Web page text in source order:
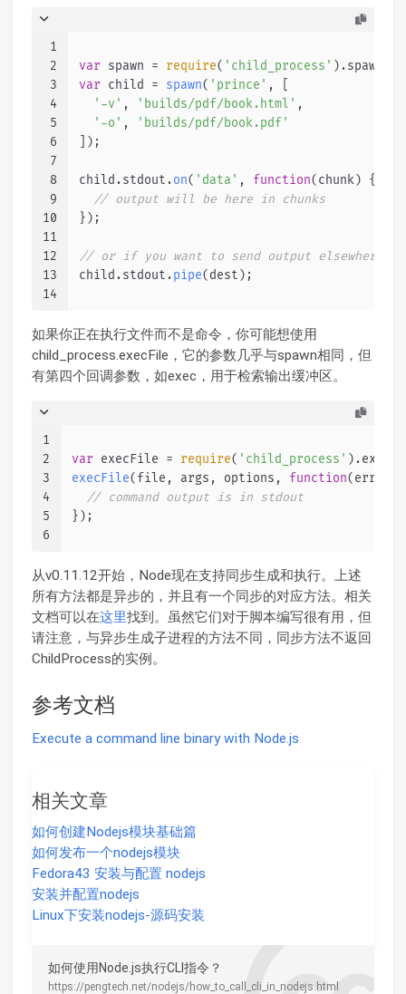
1
2
3
4
5
6
7
8
9
10
11
12
13
14
var spawn = require( 'child_process' ).spawn
var child = spawn( 'prince' , [
'-v' , 'builds/pdf/book.html' ,
'-o' ,
'builds/pdf/book.pdf'
]);
child.stdout.on( 'data' , function( chunk) {
// output will be here in chunks
});
// or if you want to send output elsewhere
child.stdout.pipe(dest);
如果你正在执行文件而不是命令，你可能想使用
child_process.execFile，它的参数几乎与spawn相同，但
有第四个回调参数，如exec，用于检索输出缓冲区。
1
2
3
4
5
6
var execFile = require( 'child_process' ).
execFile(file, args, options, function( error,
// command output is in stdout
});
从v0.11.12开始，Node现在支持同步生成和执行。上述
所有方法都是异步的，并且有一个同步的对应方法。相关
文档可以在这里找到。虽然它们对于脚本编写很有用，但
请注意，与异步生成子进程的方法不同，同步方法不返回
ChildProcess的实例。
参考文档
Execute a command line binary with Node.js
相关文章
如何创建Nodejs模块基础篇
如何发布一个nodejs模块
Fedora43 安装与配置 nodejs
安装并配置nodejs
Linux下安装nodejs-源码安装
如何使用Node.js执行CLI指令？
https://pengtech.net/nodejs/how_to_call_cli_in_nodejs.html